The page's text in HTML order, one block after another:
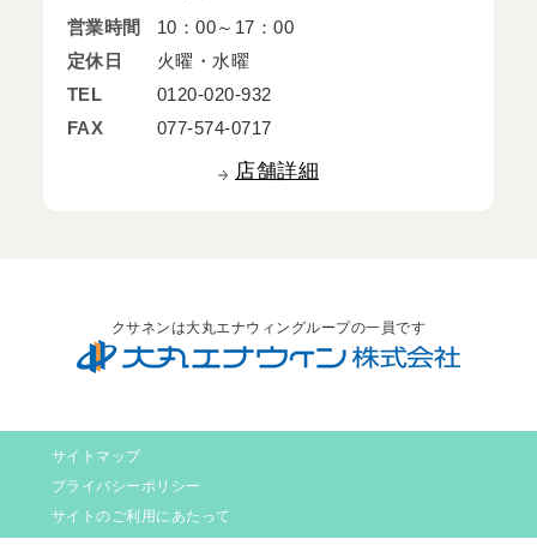
営業時間
10：00～17：00
定休日
火曜・水曜
TEL
0120-020-932
FAX
077-574-0717
店舗詳細
クサネンは大丸エナウィングループの一員です
サイトマップ
プライバシーポリシー
サイトのご利用にあたって